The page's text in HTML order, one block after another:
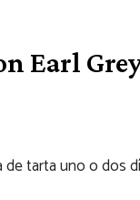
Earl
tarta uno o dos